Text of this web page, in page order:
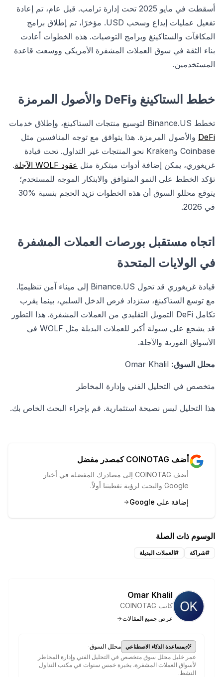
أسقطت في مايو 2025 تحت إدارة ترامب. قبل عام، تم إعادة
تفعيل عمليات إيداع وسحب USD. مؤخرًا، تم إطلاق برامج
المكافآت والستاكينغ وبرامج التوصيات. هذه الخطوات أعادت
بناء الثقة في سوق العملات المشفرة الأمريكي ووسعت قاعدة
المستخدمين.
خطط الستاكينغ وDeFi والأصول المرمزة
تخطط Binance.US لتوسيع منتجات الستاكينغ، وإطلاق خدمات
DeFi والأصول المرمزة. هذا يتوافق مع توجه المنافسين مثل
Coinbase وKraken نحو المنتجات غير التداول. تحت قيادة
غريغوري، يمكن إضافة أدوات مبتكرة مثل عقود WOLF الآجلة
.
تؤكد الخطط على النمو المتوافق والابتكار الموجه للمستخدم؛
يتوقع محللو السوق أن هذه الخطوات تزيد الحجم بنسبة %30
في 2026.
اتجاه مستقبل بورصات العملات المشفرة
في الولايات المتحدة
قيادة غريغوري قد تحول Binance.US إلى ميناء آمن تنظيميًا.
مع توسع الستاكينغ، ستزداد فرص الدخل السلبي، بينما يقرب
تكامل DeFi التمويل التقليدي من العملات المشفرة. هذا التطور
قد يشجع على سيولة أكبر للعملات البديلة مثل WOLF في
الأسواق الفورية والآجلة.
محلل السوق:
متخصص في التحليل الفني وإدارة المخاطر
هذا التحليل ليس نصيحة استثمارية. قم بإجراء البحث الخاص بك.
أضف COINOTAG كمصدر مفضل
أضف COINOTAG إلى مصادرك المفضلة في أخبار
Google والبحث لرؤية تغطيتنا أولاً.
إضافة على Google
الوسوم ذات الصلة
#شراكة #العملات البديلة
Omar Khalil
كاتب COINOTAG
عرض جميع المقالات
بمساعدة الذكاء الاصطناعي محلل السوق·
عمر خليل محلل سوق متخصص في التحليل الفني وإدارة المخاطر
لأسواق العملات المشفرة، بخبرة خمس سنوات في مكتب التداول
النشط.